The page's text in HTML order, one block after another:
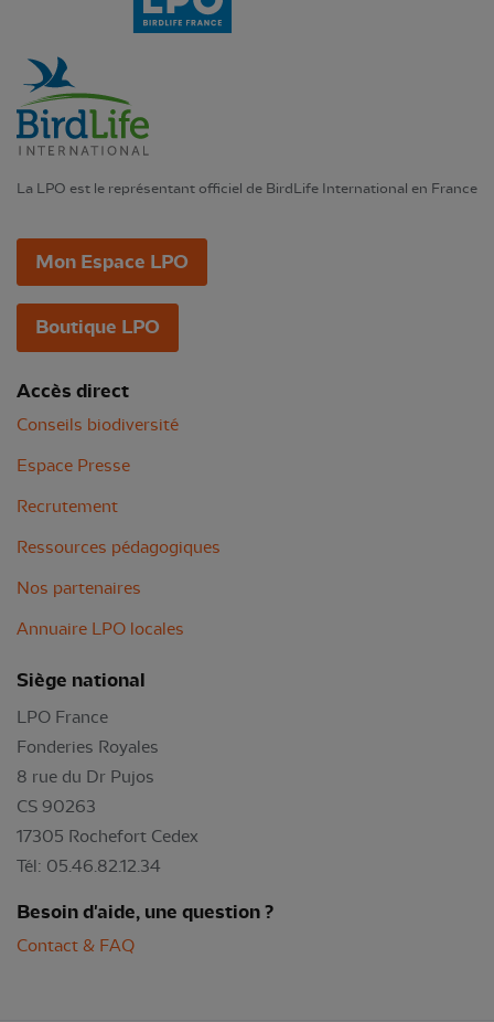
La LPO est le représentant officiel de BirdLife International en France
Mon Espace LPO
Boutique LPO
Accès direct
Conseils biodiversité
Espace Presse
Recrutement
Ressources pédagogiques
Nos partenaires
Annuaire LPO locales
Siège national
LPO France
Fonderies Royales
8 rue du Dr Pujos
CS 90263
17305 Rochefort Cedex
Tél: 05.46.82.12.34
Besoin d'aide, une question ?
Contact & FAQ